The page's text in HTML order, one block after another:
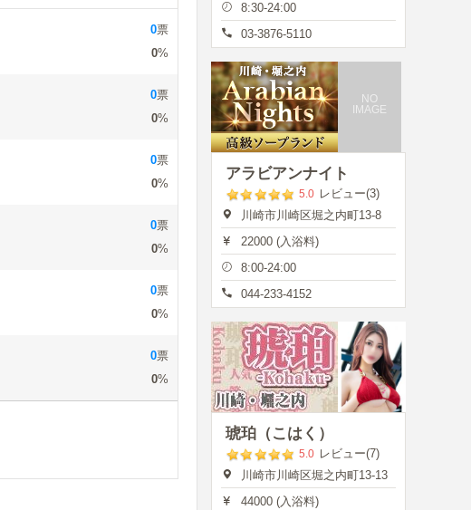
0票
0%
0票
0%
0票
0%
0票
0%
0票
0%
0票
0%
8:30-24:00
03-3876-5110
NO
IMAGE
アラビアンナイト
5.0 レビュー(3)
川崎市川崎区堀之内町13-8
22000 (入浴料)
8:00-24:00
044-233-4152
琥珀（こはく）
5.0 レビュー(7)
川崎市川崎区堀之内町13-13
44000 (入浴料)